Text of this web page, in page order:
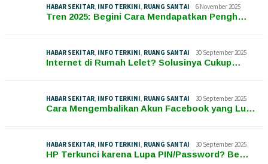
HABAR SEKITAR, INFO TERKINI, RUANG SANTAI 6 November 2025
Tren 2025: Begini Cara Mendapatkan Pengh…
HABAR SEKITAR, INFO TERKINI, RUANG SANTAI 30 September 2025
Internet di Rumah Lelet? Solusinya Cukup…
HABAR SEKITAR, INFO TERKINI, RUANG SANTAI 30 September 2025
Cara Mengembalikan Akun Facebook yang Lu…
HABAR SEKITAR, INFO TERKINI, RUANG SANTAI 30 September 2025
HP Terkunci karena Lupa PIN/Password? Be…